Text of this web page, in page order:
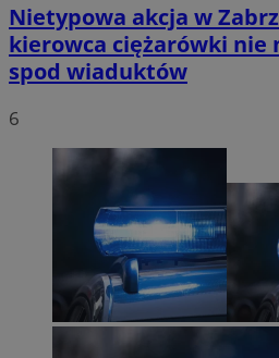
Nietypowa akcja w
kierowca ciężarówki nie
spod wiaduktów
6